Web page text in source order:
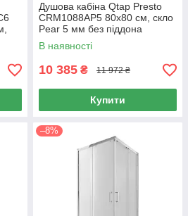
Душова кабіна Qtap Presto
CRM1088AP5 80х80 см, скло
Pear 5 мм без піддона
В наявності
10 385 ₴ 11 972 ₴
Купити
–8%